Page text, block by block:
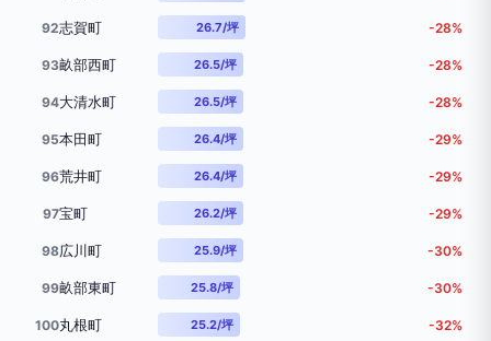
92志賀町 26.7/坪 -28%
93畝部西町 26.5/坪 -28%
94大清水町 26.5/坪 -28%
95本田町 26.4/坪 -29%
96荒井町 26.4/坪 -29%
97宝町 26.2/坪 -29%
98広川町 25.9/坪 -30%
99畝部東町 25.8/坪 -30%
100丸根町 25.2/坪 -32%